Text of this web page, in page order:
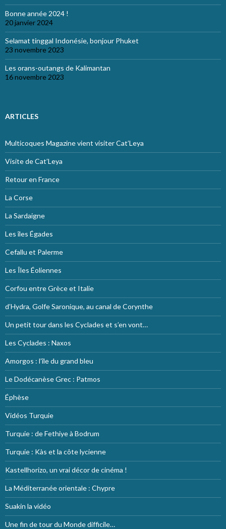
Bonne année 2024 !
20 janvier 2024
Selamat tinggal Indonésie, bonjour Phuket
23 novembre 2023
Les orans-outangs de Kalimantan
16 novembre 2023
ARTICLES
Multicoques Magazine vient visiter Cat’Leya
Visite de Cat’Leya
Retour en France
La Corse
La Sardaigne
Les îles Égades
Cefallu et Palerme
Les Îles Éoliennes
Corfou entre Grèce et Italie
d’Hydra, Golfe Saronique, au canal de Corynthe
Un petit tour dans les Cyclades et s’en vont…
Les Cyclades : Naxos
Amorgos : l’île du grand bleu
Le Dodécanèse Grec : Patmos
Éphèse
Vidéos Turquie
Turquie : de Fethiye à Bodrum
Turquie : Kàs et la côte lycienne
Kastellhorizo, un vrai décor de cinéma !
La Méditerranée orientale : Chypre
Suakin la vidéo
Une fin de tour du Monde difficile…